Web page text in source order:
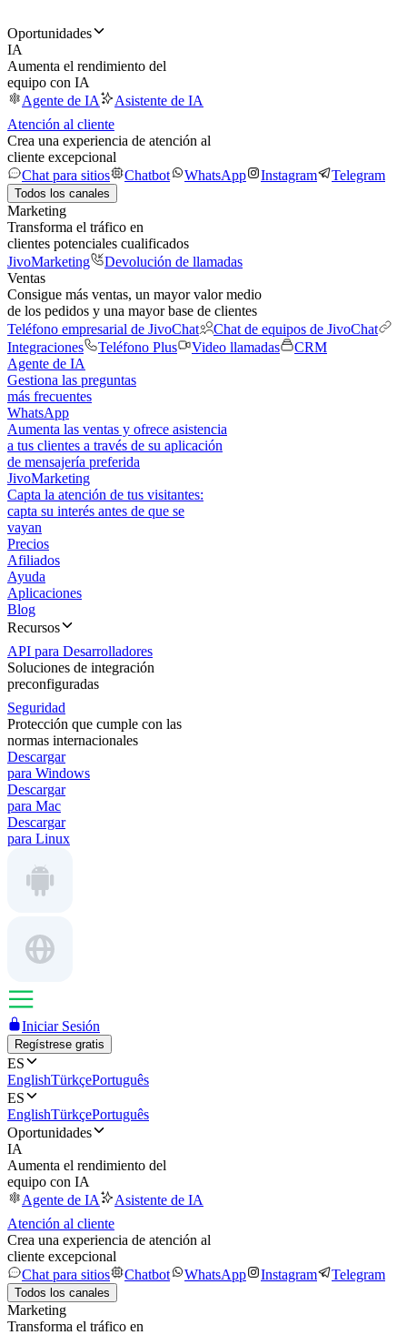
Oportunidades
IA
Aumenta el rendimiento del
equipo con IA
Agente de IA
Asistente de IA
Atención al cliente
Crea una experiencia de atención al
cliente excepcional
Chat para sitios
Chatbot WhatsApp Instagram Telegram
Todos los canales
Marketing
Transforma el tráfico en
clientes potenciales cualificados
JivoMarketing
Devolución de llamadas
Ventas
Consigue más ventas, un mayor valor medio
de los pedidos y una mayor base de clientes
Teléfono empresarial de JivoChat
Chat de equipos de JivoChat
Integraciones
Teléfono Plus Video llamadas
CRM
Agente de IA
Gestiona las preguntas
más frecuentes
WhatsApp
Aumenta las ventas y ofrece asistencia
a tus clientes a través de su aplicación
de mensajería preferida
JivoMarketing
Capta la atención de tus visitantes:
capta su interés antes de que se
vayan
Precios
Afiliados
Ayuda
Aplicaciones
Blog
Recursos
API para Desarrolladores
Soluciones de integración
preconfiguradas
Seguridad
Protección que cumple con las
normas internacionales
Descargar
para Windows
Descargar
para Mac
Descargar
para Linux
Iniciar Sesión
Regístrese gratis
ES
EnglishTürkçePortuguês
ES
EnglishTürkçePortuguês
Oportunidades
IA
Aumenta el rendimiento del
equipo con IA
Agente de IA
Asistente de IA
Atención al cliente
Crea una experiencia de atención al
cliente excepcional
Chat para sitios
Chatbot WhatsApp Instagram Telegram
Todos los canales
Marketing
Transforma el tráfico en